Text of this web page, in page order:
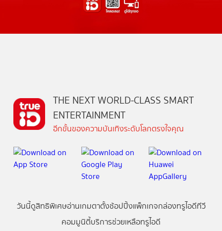
THE NEXT WORLD-CLASS SMART
ENTERTAINMENT
อีกขั้นของความบันเทิงระดับโลกตรงใจคุณ
วันนี้ดูสิทธิพิเศษอ่านเกมตาตั้งช้อปปิ้งแพ็กเกจกล่องทรูไอดีทีวี
คอมมูนิตี้บริการช่วยเหลือทรูไอดี